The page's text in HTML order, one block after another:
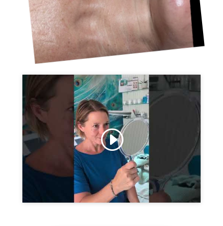
Klicke auf "Ich stimme zu", um Youtube zu
aktivieren
Cookie-Richtlinie
Ich stimme zu